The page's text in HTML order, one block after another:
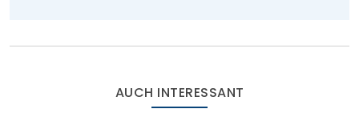
AUCH INTERESSANT